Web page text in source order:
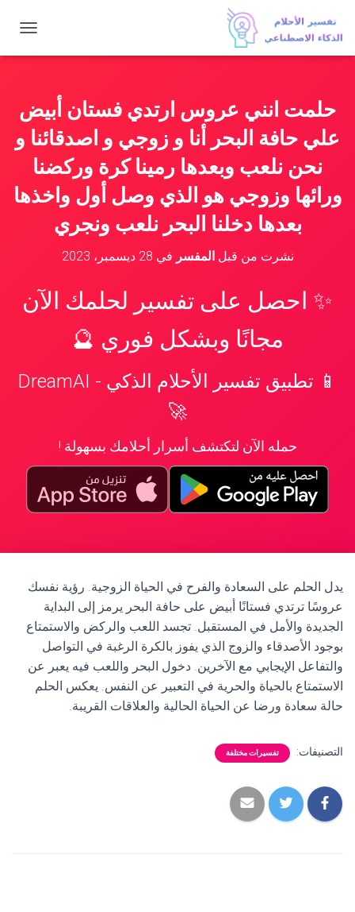
ب
ا
ت
ل
حلمت انني عروس ارتدي فستان أبيض
علي حافة البحر أنا و زوجي و اصدقائنا و
نحن نلعب وبعدها رمينا كرة وركضنا
ورائها وزوجي هو الذي وصل أول واخذها
بعدها دخلنا البحر نلعب ونجري
نشرت من قبلالمفسر في 28 ديسمبر، 2023
✨ احصل على تفسير لحلمك الآن
مجانًا وبشكل فوري 🔮
📱 تطبيق تفسير الأحلام الذكي - DreamAI
🚀
حمله الآن لتكتشف أسرار أحلامك بسهولة !
يدل الحلم على السعادة والفرح في الحياة الزوجية. رؤية نفسك
عروسًا ترتدي فستانًا أبيض على حافة البحر يرمز إلى البداية
الجديدة والأمل في المستقبل. تجسد اللعب والركض والاستمتاع
بوجود الأصدقاء والزوج الذي يفوز بالكرة الرغبة في التواصل
والتفاعل الإيجابي مع الآخرين. دخول البحر واللعب فيه يعبر عن
الاستمتاع بالحياة والحرية في التعبير عن النفس. يعكس الحلم
حالة سعادة ورضا عن الحياة الحالية والعلاقات القريبة.
التصنيفات: تفسيرات مختلفة